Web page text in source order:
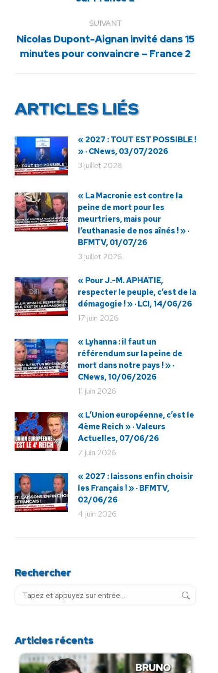
SUIVANT
Article
suivant
Nicolas Dupont-Aignan invité dans 15
minutes pour convaincre – France 2
ARTICLES LIÉS
« 2027 : TOUT EST POSSIBLE !
» · CNews, 03/07/2026
3 juillet 2026
« La Macronie est contre la
peine de mort pour les
meurtriers, mais pour
l’euthanasie de nos aînés ! » ·
BFMTV, 01/07/26
3 juillet 2026
« Pour J.-M. APHATIE,
respecter le peuple, c’est de la
démagogie ! » · LCI, 14/06/26
17 juin 2026
« Lyhanna : il faut un
référendum sur la peine de
mort dans notre pays ! » ·
CNews, 10/06/2026
11 juin 2026
« L’Union européenne, c’est le
4ème Reich » · Valeurs
Actuelles, 07/06/26
7 juin 2026
« 2027 : laissons enfin choisir
les Français ! » · BFMTV,
02/06/26
4 juin 2026
Rechercher
Recherche
Articles récents